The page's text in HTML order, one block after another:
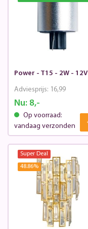
Power - T15 - 2W - 12V
Nu:8,-
Adviesprijs: 16,99
Op voorraad:
vandaag verzonden
Super Deal
48.86%